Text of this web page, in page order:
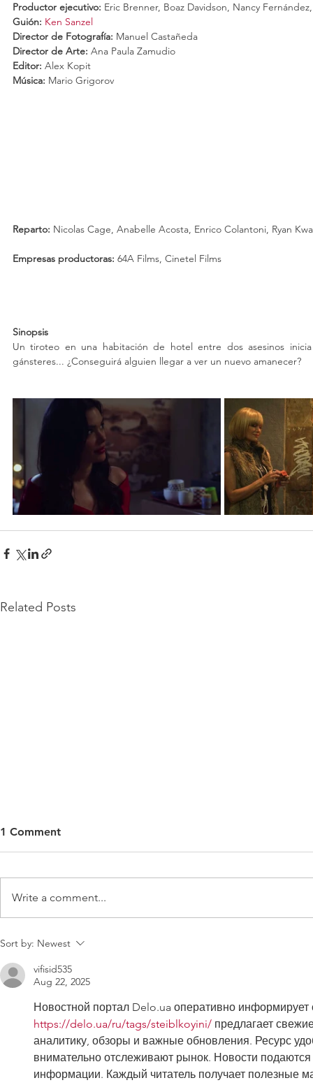
Productor ejecutivo: Eric Brenner, Boaz Davidson, Nancy
Guión: Ken Sanzel
Director de Fotografía: Manuel Castañeda
Director de Arte: Ana Paula Zamudio
Editor: Alex Kopit
Música: Mario Grigorov
Reparto: Nicolas Cage, Anabelle Acosta, Enrico Colantoni, Ryan
Empresas productoras: 64A Films, Cinetel Films
Sinopsis
Un tiroteo en una habitación de hotel entre dos asesinos
gánsteres... ¿Conseguirá alguien llegar a ver un nuevo amanecer?
Related Posts
PICKPOKETS
1 Comment
Write a comment...
Sort by: Newest
vifisid535
Aug 22, 2025
Новостной портал Delo.ua оперативно
https://delo.ua/ru/tags/steiblkoyini/ предлагает
аналитику, обзоры и важные обновления. Ресурс
внимательно отслеживают рынок. Новости
информации. Каждый читатель получает